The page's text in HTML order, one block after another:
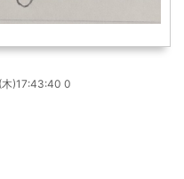
)17:43:40 0